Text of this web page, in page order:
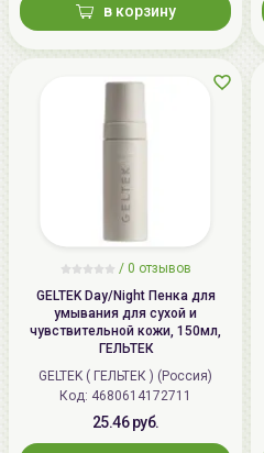
в корзину
/ 0 отзывов
GELTEK Day/Night Пенка для
умывания для сухой и
чувствительной кожи, 150мл,
ГЕЛЬТЕК
GELTEK ( ГЕЛЬТЕК ) (Россия)
Код: 4680614172711
25.46 руб.